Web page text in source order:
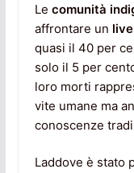
Le comunità
affrontare un
quasi il 40 per
solo il 5 per
loro morti
vite umane ma
conoscenze
Laddove è stato